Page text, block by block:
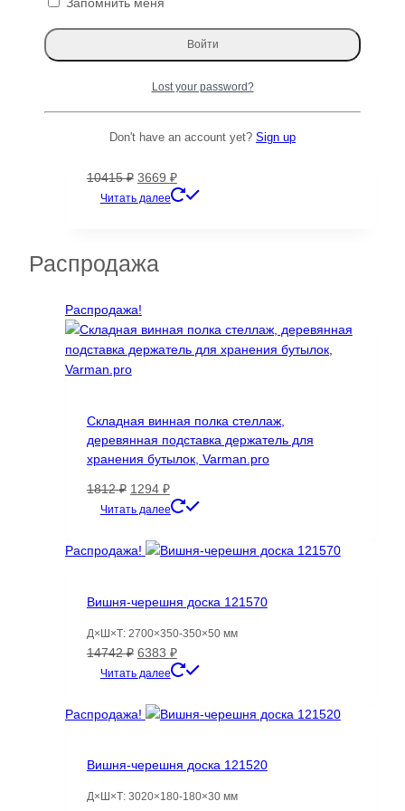
цена
составляла
цена:
9679 ₽.
10415₽ Первоначальная
цена
3669 ₽Текущая
цена:
Читать далее
Распродажа
Распродажа!
Складная винная полка стеллаж,
деревянная подставка держатель для
хранения бутылок, Varman.pro
1812₽ Первоначальная
цена
1812 ₽.
1294 ₽Текущая
цена:
Читать далее
Распродажа!
Вишня-черешня доска 121570
Д×Ш×Т: 2700×350-350×50 мм
14742₽ Первоначальная
цена
14742 ₽.
6383 ₽Текущая
цена:
Читать далее
Распродажа!
Вишня-черешня доска 121520
Д×Ш×Т: 3020×180-180×30 мм
Lost your password?
Don't have an account yet? Sign up